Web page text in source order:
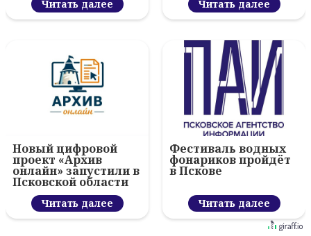
вручил награды
Читать далее Читать далее
Новый цифровой
проект «Архив
онлайн» запустили в
Псковской области
Читать далее
Фестиваль водных
фонариков пройдёт
в Пскове
Читать далее